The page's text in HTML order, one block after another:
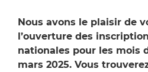
Nous avons le plaisir de
l’ouverture des
nationales pour les mois
mars 2025. Vous